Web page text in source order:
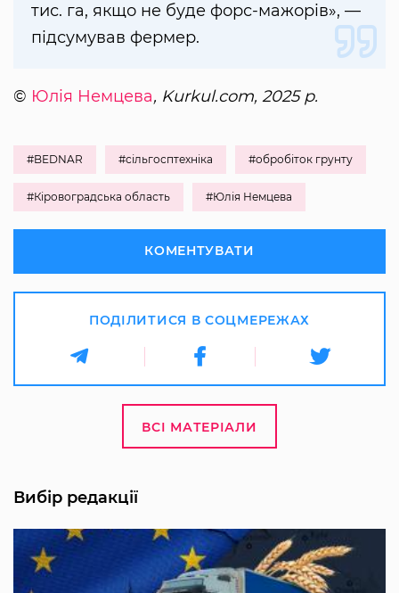
тис. га, якщо не буде форс-мажорів», —
підсумував фермер.
© Юлія Немцева, Kurkul.com, 2025 р.
#BEDNAR #сільгосптехніка #обробіток грунту
#Кіровоградська область #Юлія Немцева
КОМЕНТУВАТИ
ПОДІЛИТИСЯ В СОЦМЕРЕЖАХ
ВСІ МАТЕРІАЛИ
Вибір редакції